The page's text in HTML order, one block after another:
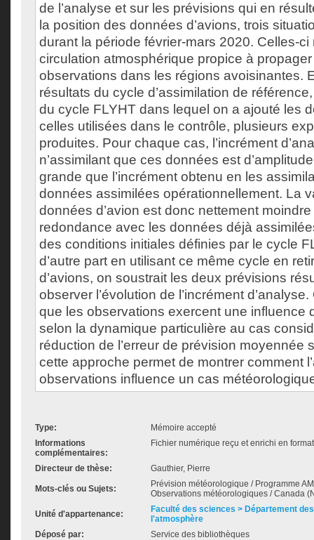
de l’analyse et sur les prévisions qui en
la position des données d’avions, trois
durant la période février-mars 2020. Celles-ci
circulation atmosphérique propice à propager
observations dans les régions avoisinantes.
résultats du cycle d’assimilation de
du cycle FLYHT dans lequel on a ajouté les
celles utilisées dans le contrôle, plusieurs
produites. Pour chaque cas, l’incrément
n’assimilant que ces données est
grande que l’incrément obtenu en les
données assimilées opérationnellement. La
données d’avion est donc nettement
redondance avec les données déjà
des conditions initiales définies par le cycle
d’autre part en utilisant ce même cycle en
d’avions, on soustrait les deux prévisions
observer l’évolution de l’incrément
que les observations exercent une influence
selon la dynamique particulière au cas
réduction de l’erreur de prévision moyennée
cette approche permet de montrer comment
observations influence un cas
Type:
Mémoire accepté
Informations
complémentaires:
Fichier numérique reçu et enrichi en
Directeur de thèse: Gauthier, Pierre
Mots-clés ou Sujets:
Prévision météorologique / Programme
Observations météorologiques / Canada
Unité d'appartenance:
Faculté des sciences > Département
l'atmosphère
Déposé par:
Service des bibliothèques